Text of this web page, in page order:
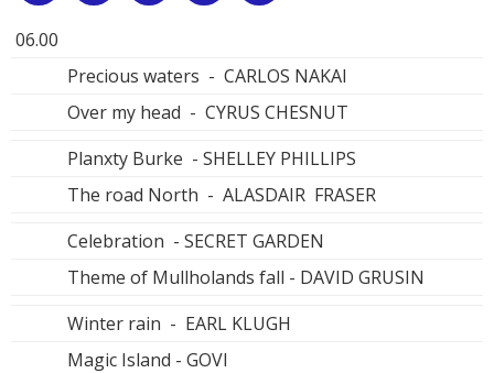
06.00
Precious waters - CARLOS NAKAI
Over my head - CYRUS CHESNUT
Planxty Burke - SHELLEY PHILLIPS
The road North - ALASDAIR FRASER
Celebration - SECRET GARDEN
Theme of Mullholands fall - DAVID GRUSIN
Winter rain - EARL KLUGH
Magic Island - GOVI